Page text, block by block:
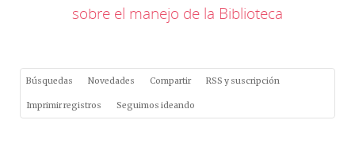
sobre el manejo de la Biblioteca
Búsquedas Novedades Compartir RSS y suscripción
Imprimir registros Seguimos ideando